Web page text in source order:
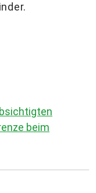
beim